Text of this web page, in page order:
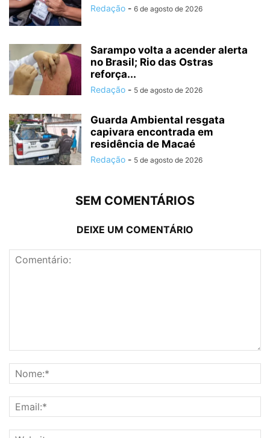
Redação - 6 de agosto de 2026
Sarampo volta a acender alerta
no Brasil; Rio das Ostras
reforça...
Redação - 5 de agosto de 2026
Guarda Ambiental resgata
capivara encontrada em
residência de Macaé
Redação - 5 de agosto de 2026
SEM COMENTÁRIOS
DEIXE UM COMENTÁRIO